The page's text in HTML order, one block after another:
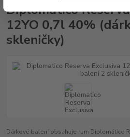
Diplomatico
12YO 0,7l 40%
skleničky)
Dárkové balení obsahuje rum Diplomático